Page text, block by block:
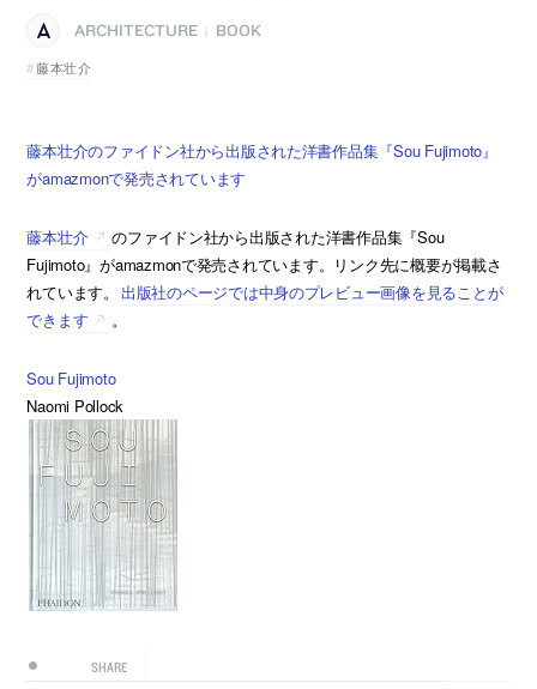
ARCHITECTURE
BOOK
藤本壮介
藤本壮介のファイドン社から出版された洋書作品集『Sou Fujimoto』
がamazmonで発売されています
藤本壮介
のファイドン社から出版された洋書作品集『Sou
Fujimoto』がamazmonで発売されています。リンク先に概要が掲載さ
れています。 出版社のページでは中身のプレビュー画像を見ることが
できます
。
Sou Fujimoto
Naomi Pollock
SHARE